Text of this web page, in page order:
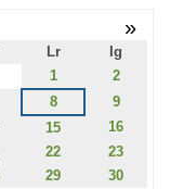
»
Lr
Ig
1
2
8
9
15
16
22
23
29
30